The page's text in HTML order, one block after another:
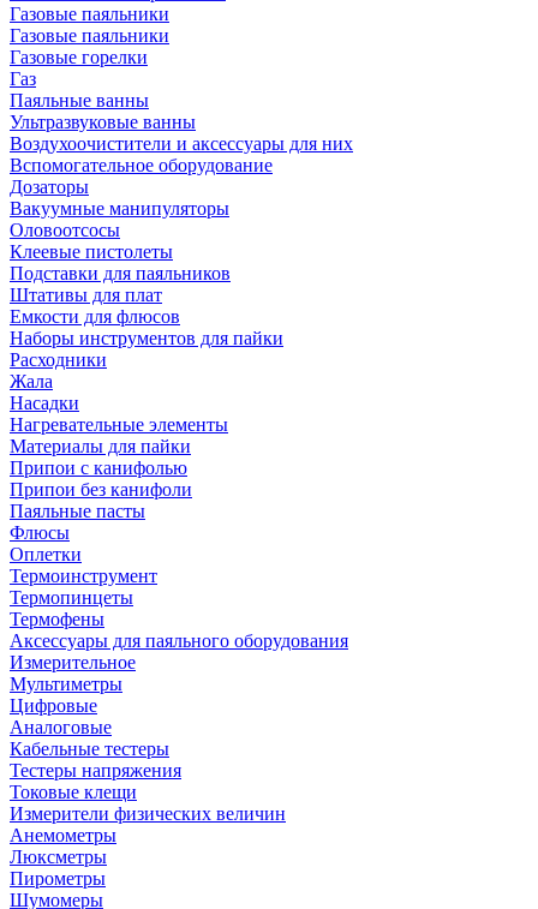
Газовые паяльники
Газовые паяльники
Газовые горелки
Газ
Паяльные ванны
Ультразвуковые ванны
Воздухоочистители и аксессуары для них
Вспомогательное оборудование
Дозаторы
Вакуумные манипуляторы
Оловоотсосы
Клеевые пистолеты
Подставки для паяльников
Штативы для плат
Емкости для флюсов
Наборы инструментов для пайки
Расходники
Жала
Насадки
Нагревательные элементы
Материалы для пайки
Припои с канифолью
Припои без канифоли
Паяльные пасты
Флюсы
Оплетки
Термоинструмент
Термопинцеты
Термофены
Аксессуары для паяльного оборудования
Измерительное
Мультиметры
Цифровые
Аналоговые
Кабельные тестеры
Тестеры напряжения
Токовые клещи
Измерители физических величин
Анемометры
Люксметры
Пирометры
Шумомеры